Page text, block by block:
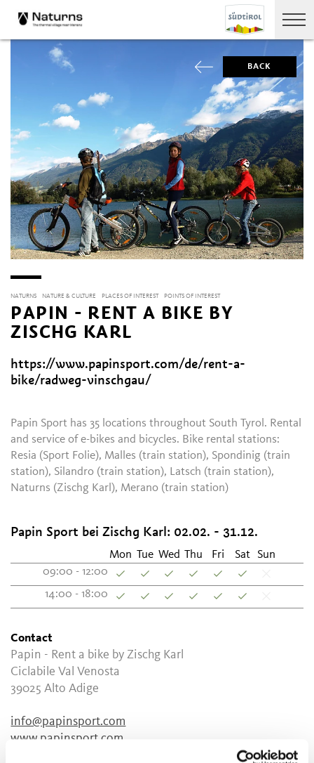
BACK
NATURNS NATURE & CULTURE PLACES OF INTEREST POINTS OF INTEREST
PAPIN - RENT A BIKE BY
ZISCHG KARL
https://www.papinsport.com/de/rent-a-
bike/radweg-vinschgau/
Papin Sport has 35 locations throughout South Tyrol. Rental
and service of e-bikes and bicycles. Bike rental stations:
Resia (Sport Folie), Malles (train station), Spondinig (train
station), Silandro (train station), Latsch (train station),
Naturns (Zischg Karl), Merano (train station)
Papin Sport bei Zischg Karl: 02.02. - 31.12.
Mon Tue Wed Thu Fri Sat
Sun
09:00 - 12:00
14:00 - 18:00
Contact
Papin - Rent a bike by Zischg Karl
Ciclabile Val Venosta
39025 Alto Adige
info@papinsport.com
www.papinsport.com